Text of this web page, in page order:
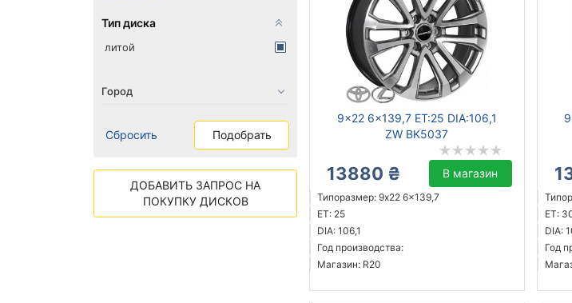
9x22 6x139,7 ET:25 DIA:106,1
ZW BK5037
13880 ₴ В магазин
Типоразмер: 9x22 6x139,7
ET: 25
DIA: 106,1
Год производства:
Магазин: R20
ET:
DIA:
Год
Тип диска
литой
Сбросить Подобрать
ДОБАВИТЬ ЗАПРОС НА
ПОКУПКУ ДИСКОВ